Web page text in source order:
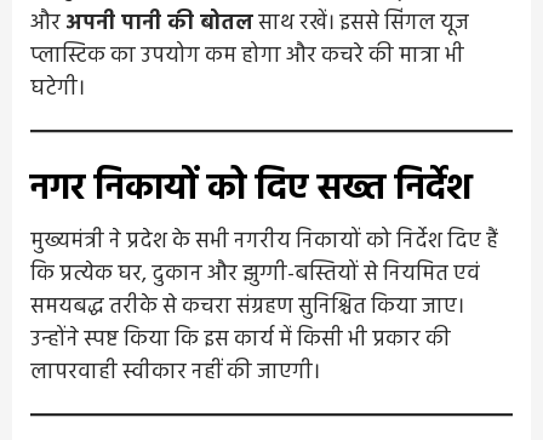
औरअपनी पानी की बोतलसाथ रखें। इससे सिंगल यूज
प्लास्टिक का उपयोग कम होगा और कचरे की मात्रा भी
घटेगी।
नगर निकायों को दिए सख्त निर्देश
मुख्यमंत्री ने प्रदेश के सभी नगरीय निकायों को निर्देश दिए हैं
कि प्रत्येक घर, दुकान और झुग्गी-बस्तियों से नियमित एवं
समयबद्ध तरीके से कचरा संग्रहण सुनिश्चित किया जाए।
उन्होंने स्पष्ट किया कि इस कार्य में किसी भी प्रकार की
लापरवाही स्वीकार नहीं की जाएगी।